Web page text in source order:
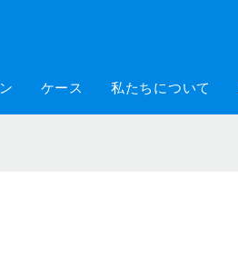
ケース 私たちについて